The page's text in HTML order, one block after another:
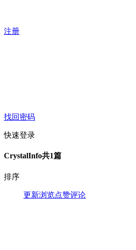
注册
找回密码
快速登录
CrystalInfo共1篇
排序
更新浏览点赞评论